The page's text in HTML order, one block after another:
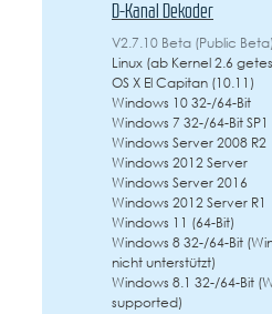
D-Kanal Dekoder
V2.7.10 Beta (Public
Linux (ab Kernel 2.6
OS X El Capitan (10.11)
Windows 10 32-/64-Bit
Windows 7 32-/64-Bit SP1
Windows Server 2008 R2
Windows 2012 Server
Windows Server 2016
Windows 2012 Server R1
Windows 11 (64-Bit)
Windows 8 32-/64-Bit
nicht unterstützt)
Windows 8.1 32-/64-Bit
supported)